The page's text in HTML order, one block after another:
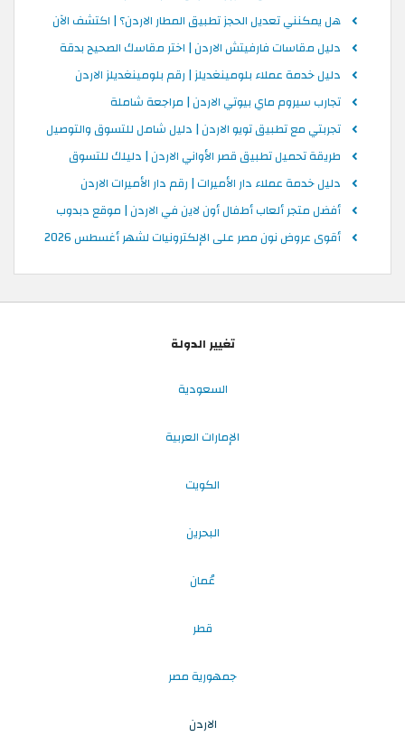
هل يمكنني تعديل الحجز تطبيق المطار الاردن؟ | اكتشف الآن
دليل مقاسات فارفيتش الاردن | اختر مقاسك الصحيح بدقة
دليل خدمة عملاء بلومينغديلز | رقم بلومينغديلز الاردن
تجارب سيروم ماي بيوتي الاردن | مراجعة شاملة
تجربتي مع تطبيق تويو الاردن | دليل شامل للتسوق والتوصيل
طريقة تحميل تطبيق قصر الأواني الاردن | دليلك للتسوق
دليل خدمة عملاء دار الأميرات | رقم دار الأميرات الاردن
أفضل متجر ألعاب أطفال أون لاين في الاردن | موقع دبدوب
أقوى عروض نون مصر على الإلكترونيات لشهر أغسطس 2026
تغيير الدولة
السعودية
الإمارات العربية
الكويت
البحرين
عُمان
قطر
جمهورية مصر
الاردن